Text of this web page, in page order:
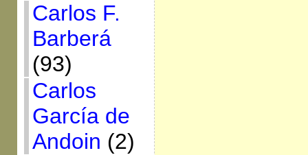
Carlos F.
Barberá
(93)
Carlos
García de
Andoin (2)